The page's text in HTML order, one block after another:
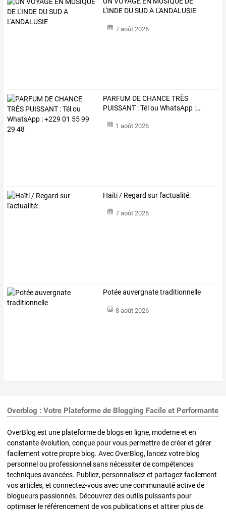
L'INDE DU SUD A L'ANDALUSIE
7 août 2026
PARFUM DECHANCETRÈS
PUISSANT :Télou WhatsApp :…
1 août 2026
Haïti / Regard sur l'actualité:
7 août 2026
Potée auvergnate traditionnelle
8 août 2026
Overblog : Votre Plateforme de Blogging Facile et Performante
OverBlog est une plateforme de blogs en ligne, moderne et en
constante évolution, conçue pour vous permettre de créer et gérer
facilement votre propre blog. Avec OverBlog, lancez votre blog
personnel ou professionnel sans nécessiter de compétences
techniques avancées. Publiez, personnalisez et partagez facilement
vos articles, et connectez-vous avec une communauté active de
blogueurs passionnés. Découvrez des outils puissants pour
optimiser le référencement de vos publications et attirer plus de